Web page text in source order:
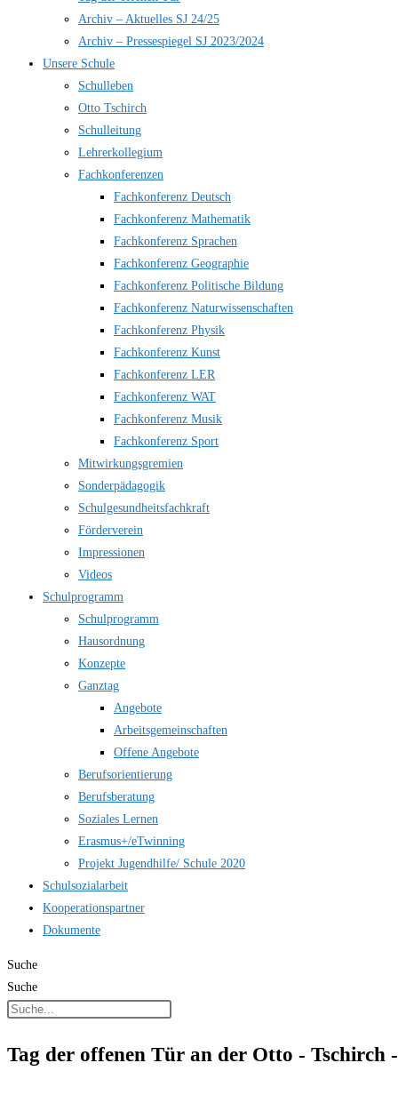
Archiv – Aktuelles SJ 24/25
Archiv – Pressespiegel SJ 2023/2024
Unsere Schule
Schulleben
Otto Tschirch
Schulleitung
Lehrerkollegium
Fachkonferenzen
Fachkonferenz Deutsch
Fachkonferenz Mathematik
Fachkonferenz Sprachen
Fachkonferenz Geographie
Fachkonferenz Politische Bildung
Fachkonferenz Naturwissenschaften
Fachkonferenz Physik
Fachkonferenz Kunst
Fachkonferenz LER
Fachkonferenz WAT
Fachkonferenz Musik
Fachkonferenz Sport
Mitwirkungsgremien
Sonderpädagogik
Schulgesundheitsfachkraft
Förderverein
Impressionen
Videos
Schulprogramm
Schulprogramm
Hausordnung
Konzepte
Ganztag
Angebote
Arbeitsgemeinschaften
Offene Angebote
Berufsorientierung
Berufsberatung
Soziales Lernen
Erasmus+/eTwinning
Projekt Jugendhilfe/ Schule 2020
Schulsozialarbeit
Kooperationspartner
Dokumente
Suche
Suche
Tag der offenen Tür an der Otto - Tschirch